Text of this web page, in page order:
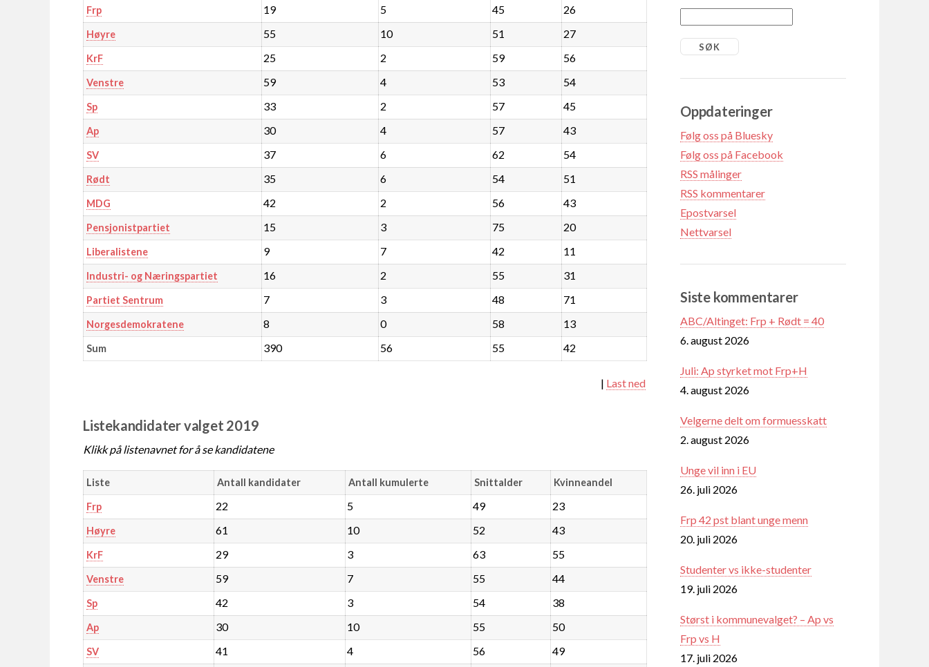
Frp 19 5 45 26
Høyre 55 10 51 27
KrF 25 2 59 56
Venstre 59 4 53 54
Sp 33 2 57 45
Ap 30 4 57 43
SV 37 6 62 54
Rødt 35 6 54 51
MDG 42 2 56 43
Pensjonistpartiet 15 3 75 20
Liberalistene 9 7 42 11
Industri- og Næringspartiet 16 2 55 31
Partiet Sentrum 7 3 48 71
Norgesdemokratene 8 0 58 13
Sum 390 56 55 42
| Last ned
Listekandidater valget 2019
Klikk på listenavnet for å se kandidatene
Liste Antall kandidater Antall kumulerte Snittalder Kvinneandel
Frp 22 5 49 23
Høyre 61 10 52 43
KrF 29 3 63 55
Venstre 59 7 55 44
Sp 42 3 54 38
Ap 30 10 55 50
SV 41 4 56 49
Oppdateringer
Følg oss på Bluesky
Følg oss på Facebook
RSS målinger
RSS kommentarer
Epostvarsel
Nettvarsel
Siste kommentarer
ABC/Altinget: Frp + Rødt = 40
6. august 2026
Juli: Ap styrket mot Frp+H
4. august 2026
Velgerne delt om formuesskatt
2. august 2026
Unge vil inn i EU
26. juli 2026
Frp 42 pst blant unge menn
20. juli 2026
Studenter vs ikke-studenter
19. juli 2026
Størst i kommunevalget? – Ap vs
Frp vs H
17. juli 2026